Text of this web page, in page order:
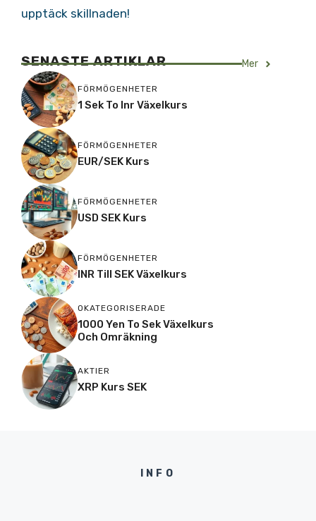
upptäck skillnaden!
SENASTE ARTIKLAR Mer
FÖRMÖGENHETER
1 Sek To Inr Växelkurs
FÖRMÖGENHETER
EUR/SEK Kurs
FÖRMÖGENHETER
USD SEK Kurs
FÖRMÖGENHETER
INR Till SEK Växelkurs
OKATEGORISERADE
1000 Yen To Sek Växelkurs
Och Omräkning
AKTIER
XRP Kurs SEK
INFO